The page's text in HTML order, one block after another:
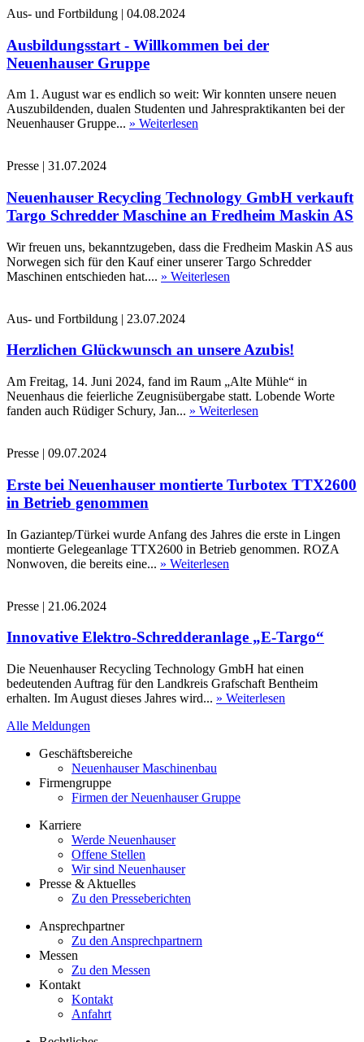
Aus- und Fortbildung | 04.08.2024
Ausbildungsstart - Willkommen bei der
Neuenhauser Gruppe
Am 1. August war es endlich so weit: Wir konnten unsere neuen
Auszubildenden, dualen Studenten und Jahrespraktikanten bei der
Neuenhauser Gruppe... » Weiterlesen
Presse | 31.07.2024
Neuenhauser Recycling Technology GmbH verkauft
Targo Schredder Maschine an Fredheim Maskin AS
Wir freuen uns, bekanntzugeben, dass die Fredheim Maskin AS aus
Norwegen sich für den Kauf einer unserer Targo Schredder
Maschinen entschieden hat.... » Weiterlesen
Aus- und Fortbildung | 23.07.2024
Herzlichen Glückwunsch an unsere Azubis!
Am Freitag, 14. Juni 2024, fand im Raum „Alte Mühle“ in
Neuenhaus die feierliche Zeugnisübergabe statt. Lobende Worte
fanden auch Rüdiger Schury, Jan... » Weiterlesen
Presse | 09.07.2024
Erste bei Neuenhauser montierte Turbotex TTX2600
in Betrieb genommen
In Gaziantep/Türkei wurde Anfang des Jahres die erste in Lingen
montierte Gelegeanlage TTX2600 in Betrieb genommen. ROZA
Nonwoven, die bereits eine... » Weiterlesen
Presse | 21.06.2024
Innovative Elektro-Schredderanlage „E-Targo“
Die Neuenhauser Recycling Technology GmbH hat einen
bedeutenden Auftrag für den Landkreis Grafschaft Bentheim
erhalten. Im August dieses Jahres wird... » Weiterlesen
Alle Meldungen
Geschäftsbereiche
Neuenhauser Maschinenbau
Firmengruppe
Firmen der Neuenhauser Gruppe
Karriere
Werde Neuenhauser
Offene Stellen
Wir sind Neuenhauser
Presse & Aktuelles
Zu den Presseberichten
Ansprechpartner
Zu den Ansprechpartnern
Messen
Zu den Messen
Kontakt
Kontakt
Anfahrt